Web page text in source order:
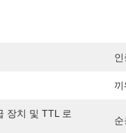
인
장치 및 TTL 로